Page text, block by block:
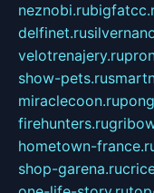
neznobi.ru
delfinet.ru
velotrenajery.ru
show-pets.ru
miraclecoon.ru
firehunters.ru
hometown-
shop-garena.ru